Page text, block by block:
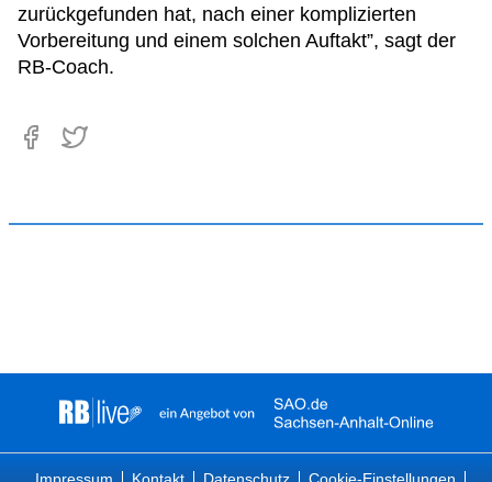
zurückgefunden hat, nach einer komplizierten
Vorbereitung und einem solchen Auftakt”, sagt der
RB-Coach.